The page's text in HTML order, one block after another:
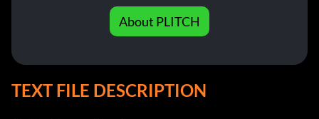
About PLITCH
TEXT FILE DESCRIPTION